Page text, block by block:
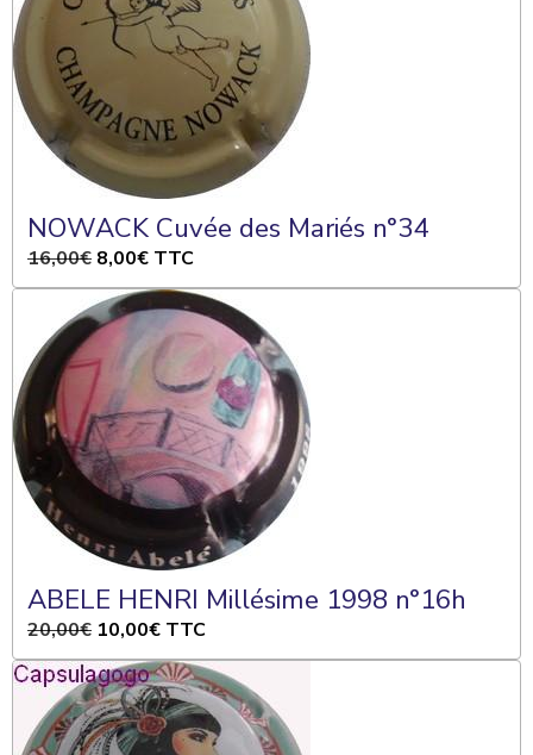
NOWACK Cuvée des Mariés n°34
16,00€ 8,00€ TTC
ABELE HENRI Millésime 1998 n°16h
20,00€ 10,00€ TTC